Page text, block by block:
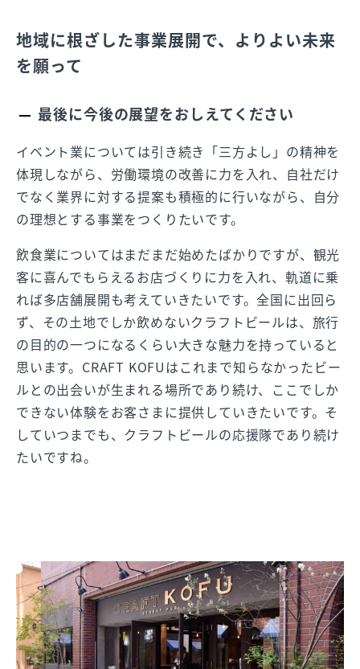
地域に根ざした事業展開で、よりよい未来
を願って
最後に今後の展望をおしえてください
イベント業については引き続き「三方よし」の精神を
体現しながら、労働環境の改善に力を入れ、自社だけ
でなく業界に対する提案も積極的に行いながら、自分
の理想とする事業をつくりたいです。
飲食業についてはまだまだ始めたばかりですが、観光
客に喜んでもらえるお店づくりに力を入れ、軌道に乗
れば多店舗展開も考えていきたいです。全国に出回ら
ず、その土地でしか飲めないクラフトビールは、旅行
の目的の一つになるくらい大きな魅力を持っていると
思います。CRAFT KOFUはこれまで知らなかったビー
ルとの出会いが生まれる場所であり続け、ここでしか
できない体験をお客さまに提供していきたいです。そ
していつまでも、クラフトビールの応援隊であり続け
たいですね。